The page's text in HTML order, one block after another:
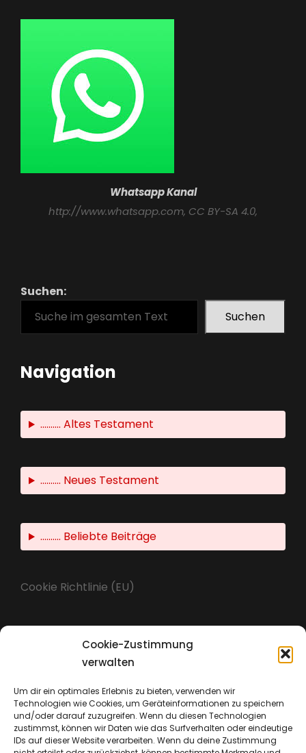
Cookie-Zustimmung
verwalten
Um dir ein optimales Erlebnis zu bieten, verwenden wir
Technologien wie Cookies, um Geräteinformationen zu speichern
und/oder darauf zuzugreifen. Wenn du diesen Technologien
zustimmst, können wir Daten wie das Surfverhalten oder eindeutige
IDs auf dieser Website verarbeiten. Wenn du deine Zustimmung
Whatsapp Kanal
http://www.whatsapp.com, CC BY-SA 4.0,
Suchen:
Suchen
Navigation
.......... Altes Testament
.......... Neues Testament
.......... Beliebte Beiträge
Cookie Richtlinie (EU)
Datenschutz